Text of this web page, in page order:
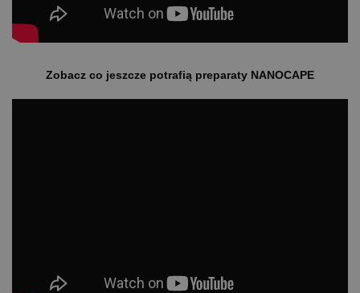
Zobacz co jeszcze potrafią preparaty NANOCAPE